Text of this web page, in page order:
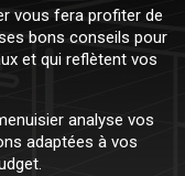
vous fera profiter de
bons conseils pour
et qui reflètent vos
analyse vos
adaptées à vos